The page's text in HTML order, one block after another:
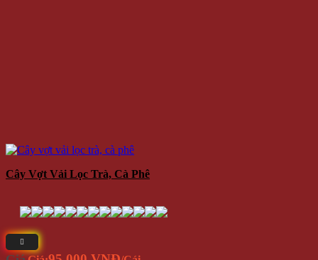
Cây Vợt Vải Lọc Trà, Cà Phê